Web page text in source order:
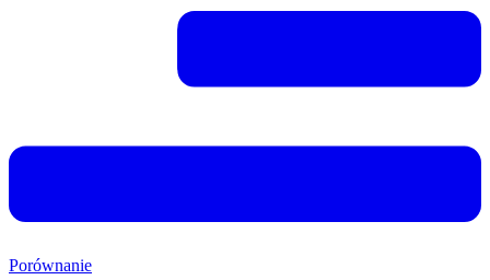
Porównanie